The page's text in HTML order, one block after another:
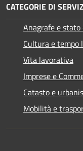
CATEGORIE DI
Anagrafe e
Cultura e tempo
Vita lavorativa
Imprese e
Catasto e
Mobilità e